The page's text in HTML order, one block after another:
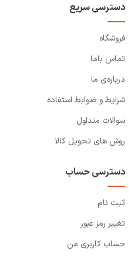
دسترسی سریع
فروشگاه
تماس باما
درباره‌ی ما
شرایط و ضوابط استفاده
سوالات متداول
روش های تحویل کالا
دسترسی حساب
ثبت نام
تغییر رمز عبور
حساب کاربری من